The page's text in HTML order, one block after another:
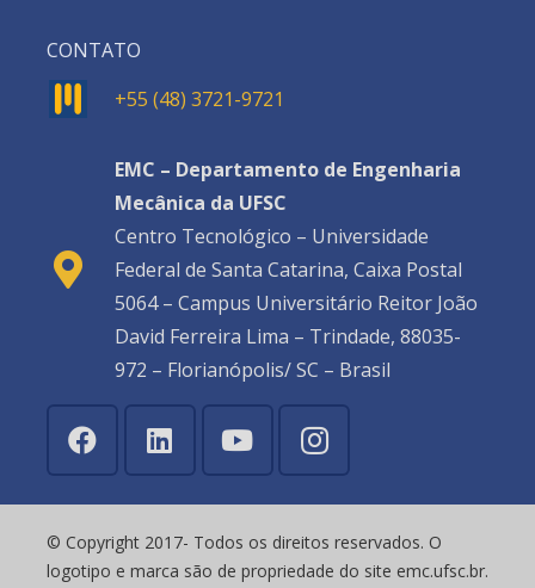
CONTATO
+55 (48) 3721-9721
EMC – Departamento de Engenharia
Mecânica da UFSC
Centro Tecnológico – Universidade
Federal de Santa Catarina, Caixa Postal
5064 – Campus Universitário Reitor João
David Ferreira Lima – Trindade, 88035-
972 – Florianópolis/ SC – Brasil
© Copyright 2017- Todos os direitos reservados. O
logotipo e marca são de propriedade do site emc.ufsc.br.